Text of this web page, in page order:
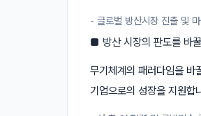
- 글로벌 방산시장 진출 및
■ 방산 시장의 판도를 바
무기체계의 패러다임을 바
기업으로의 성장을 지원합